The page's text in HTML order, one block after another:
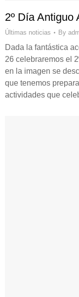
2º Día Antiguo
Últimas noticias By
Dada la fantástica
26 celebraremos el
en la imagen se
que tenemos
actividades que